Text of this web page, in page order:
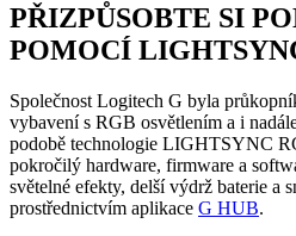
PŘIZPŮSOBTE SI
POMOCÍ
Společnost Logitech G byla
vybavení s RGB osvětlením a i
podobě technologie LIGHTSYNC
pokročilý hardware, firmware a
světelné efekty, delší výdrž baterie a
prostřednictvím aplikace G HUB.